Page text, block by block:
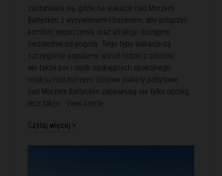
zastanawia się, gdzie na wakacje nad Morzem
Bałtyckim z wyżywieniem i basenem, aby połączyć
komfort, wypoczynek oraz atrakcje dostępne
niezależnie od pogody. Tego typu wakacje są
szczególnie popularne wśród rodzin z dziećmi,
ale także par i osób szukających spokojnego
relaksu nad morzem. Gotowe pakiety pobytowe
nad Morzem Bałtyckim zapewniają nie tylko nocleg,
lecz także… View Article
Czytaj więcej >